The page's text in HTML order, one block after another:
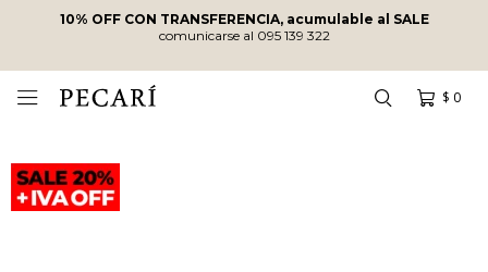
10% OFF CON TRANSFERENCIA, acumulable al SALE
comunicarse al 095 139 322
$ 0
